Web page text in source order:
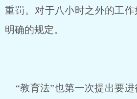
重罚。对于八小时之外的工
明确的规定。
“教育法”也第一次提出要进